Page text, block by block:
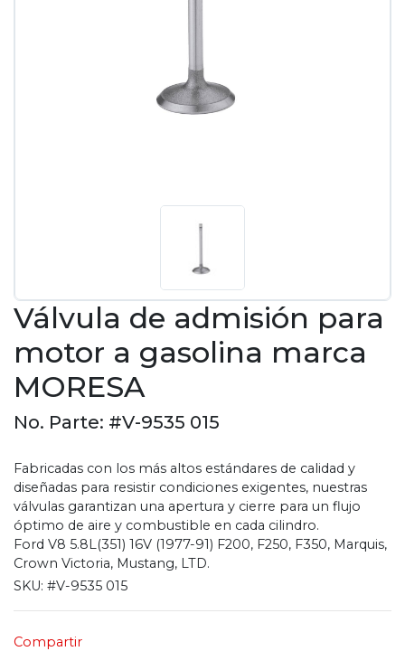
Válvula de admisión para
motor a gasolina marca
MORESA
No. Parte: #V-9535 015
Fabricadas con los más altos estándares de calidad y
diseñadas para resistir condiciones exigentes, nuestras
válvulas garantizan una apertura y cierre para un flujo
óptimo de aire y combustible en cada cilindro.
Ford V8 5.8L(351) 16V (1977-91) F200, F250, F350, Marquis,
Crown Victoria, Mustang, LTD.
SKU: #V-9535 015
Compartir